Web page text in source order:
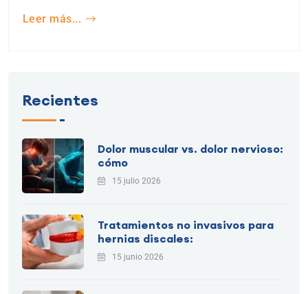
Leer más...
Recientes
Dolor muscular vs. dolor nervioso:
cómo
15 julio 2026
Tratamientos no invasivos para
hernias discales:
15 junio 2026